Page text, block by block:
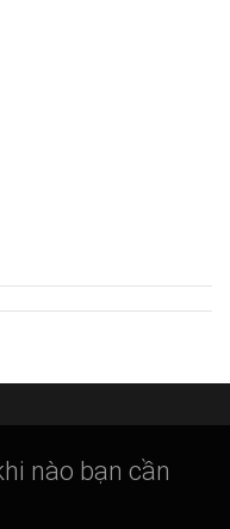
nào bạn cần